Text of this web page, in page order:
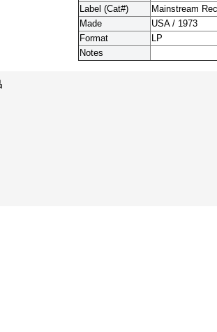
Label (Cat#)
Mainstream
Made
USA / 1973
Format
LP
Notes